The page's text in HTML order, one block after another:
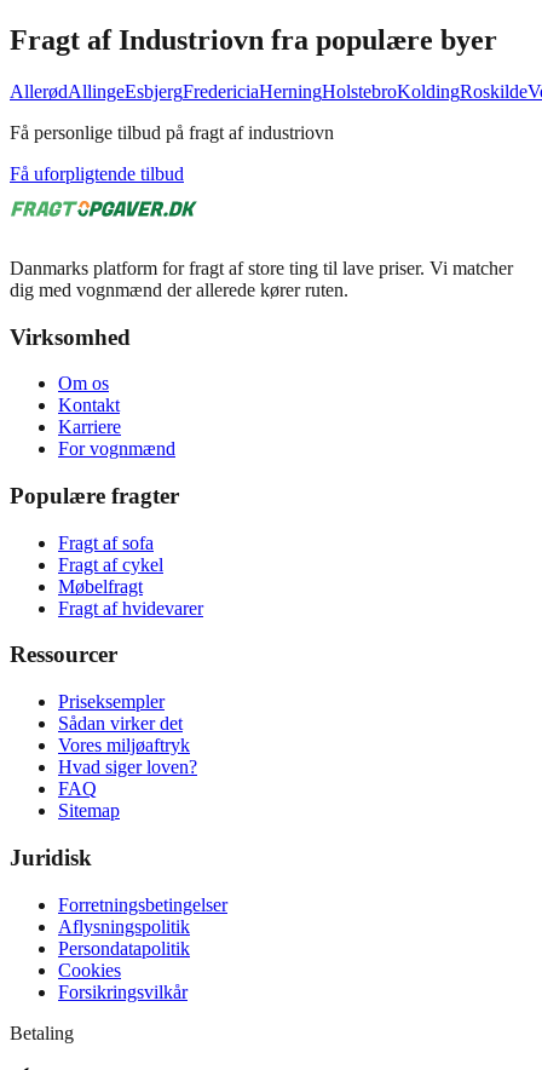
Fragt afIndustriovn fra populære byer
AllerødAllingeEsbjergFredericiaHerningHolstebroKoldingRoskilde
Få personlige tilbud på fragt af industriovn
Få uforpligtende tilbud
Danmarks platform for fragt af store ting til lave priser. Vi matcher
dig med vognmænd der allerede kører ruten.
Virksomhed
Om os
Kontakt
Karriere
For vognmænd
Populære fragter
Fragt af sofa
Fragt af cykel
Møbelfragt
Fragt af hvidevarer
Ressourcer
Priseksempler
Sådan virker det
Vores miljøaftryk
Hvad siger loven?
FAQ
Sitemap
Juridisk
Forretningsbetingelser
Aflysningspolitik
Persondatapolitik
Cookies
Forsikringsvilkår
Betaling